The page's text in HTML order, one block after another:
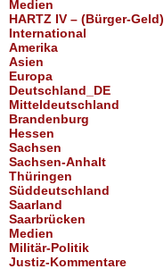
Medien
HARTZ IV – (Bürger-Geld)
International
Amerika
Asien
Europa
Deutschland_DE
Mitteldeutschland
Brandenburg
Hessen
Sachsen
Sachsen-Anhalt
Thüringen
Süddeutschland
Saarland
Saarbrücken
Medien
Militär-Politik
Justiz-Kommentare